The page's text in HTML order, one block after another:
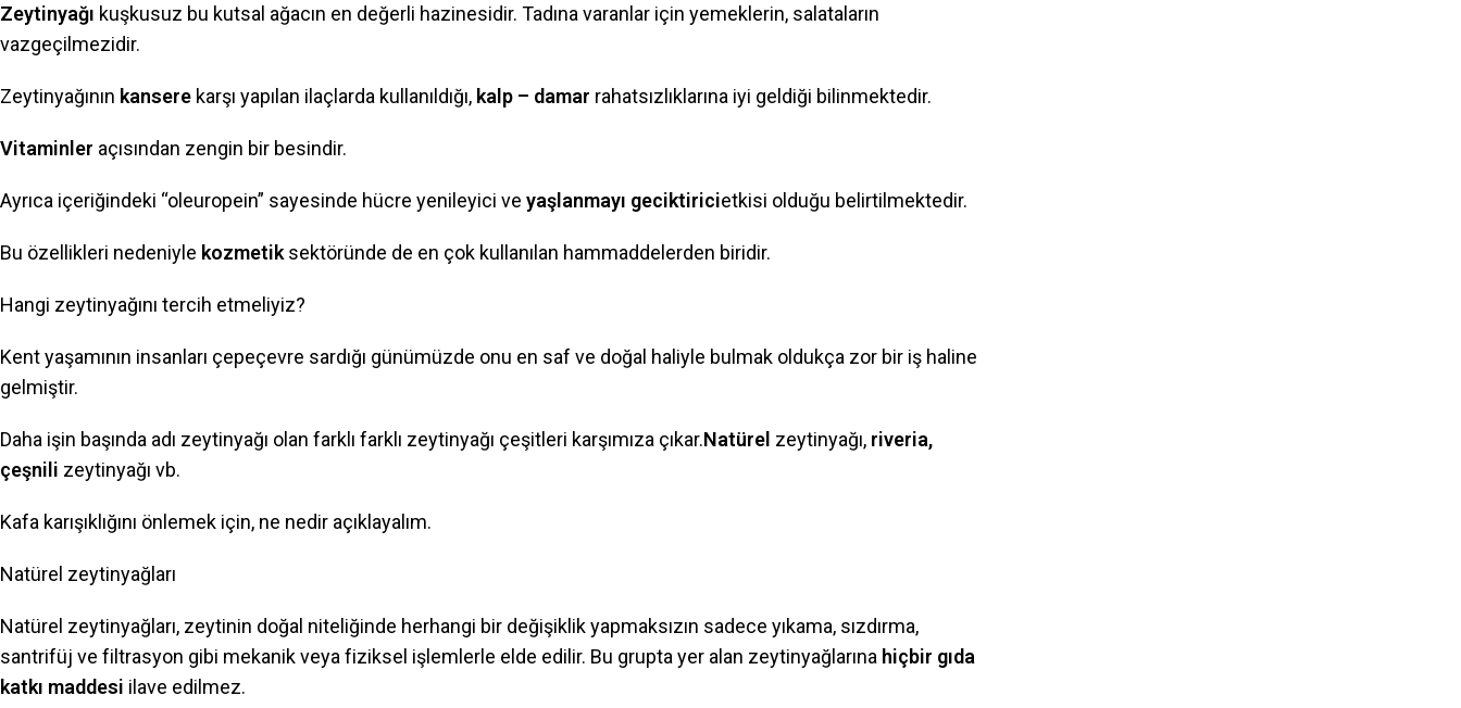
Zeytinyağı kuşkusuz bu kutsal ağacın en değerli hazinesidir. Tadına varanlar için yemeklerin, salataların
vazgeçilmezidir.
Zeytinyağının kansere karşı yapılan ilaçlarda kullanıldığı, kalp – damar rahatsızlıklarına iyi geldiği bilinmektedir.
Vitaminler açısından zengin bir besindir.
Ayrıca içeriğindeki “oleuropein” sayesinde hücre yenileyici ve yaşlanmayı geciktiricietkisi olduğu belirtilmektedir.
Bu özellikleri nedeniyle kozmetik sektöründe de en çok kullanılan hammaddelerden biridir.
Hangi zeytinyağını tercih etmeliyiz?
Kent yaşamının insanları çepeçevre sardığı günümüzde onu en saf ve doğal haliyle bulmak oldukça zor bir iş haline
gelmiştir.
Daha işin başında adı zeytinyağı olan farklı farklı zeytinyağı çeşitleri karşımıza çıkar.Natürel zeytinyağı, riveria,
çeşnili zeytinyağı vb.
Kafa karışıklığını önlemek için, ne nedir açıklayalım.
Natürel zeytinyağları
Natürel zeytinyağları, zeytinin doğal niteliğinde herhangi bir değişiklik yapmaksızın sadece yıkama, sızdırma,
santrifüj ve filtrasyon gibi mekanik veya fiziksel işlemlerle elde edilir. Bu grupta yer alan zeytinyağlarına hiçbir gıda
katkı maddesi ilave edilmez.